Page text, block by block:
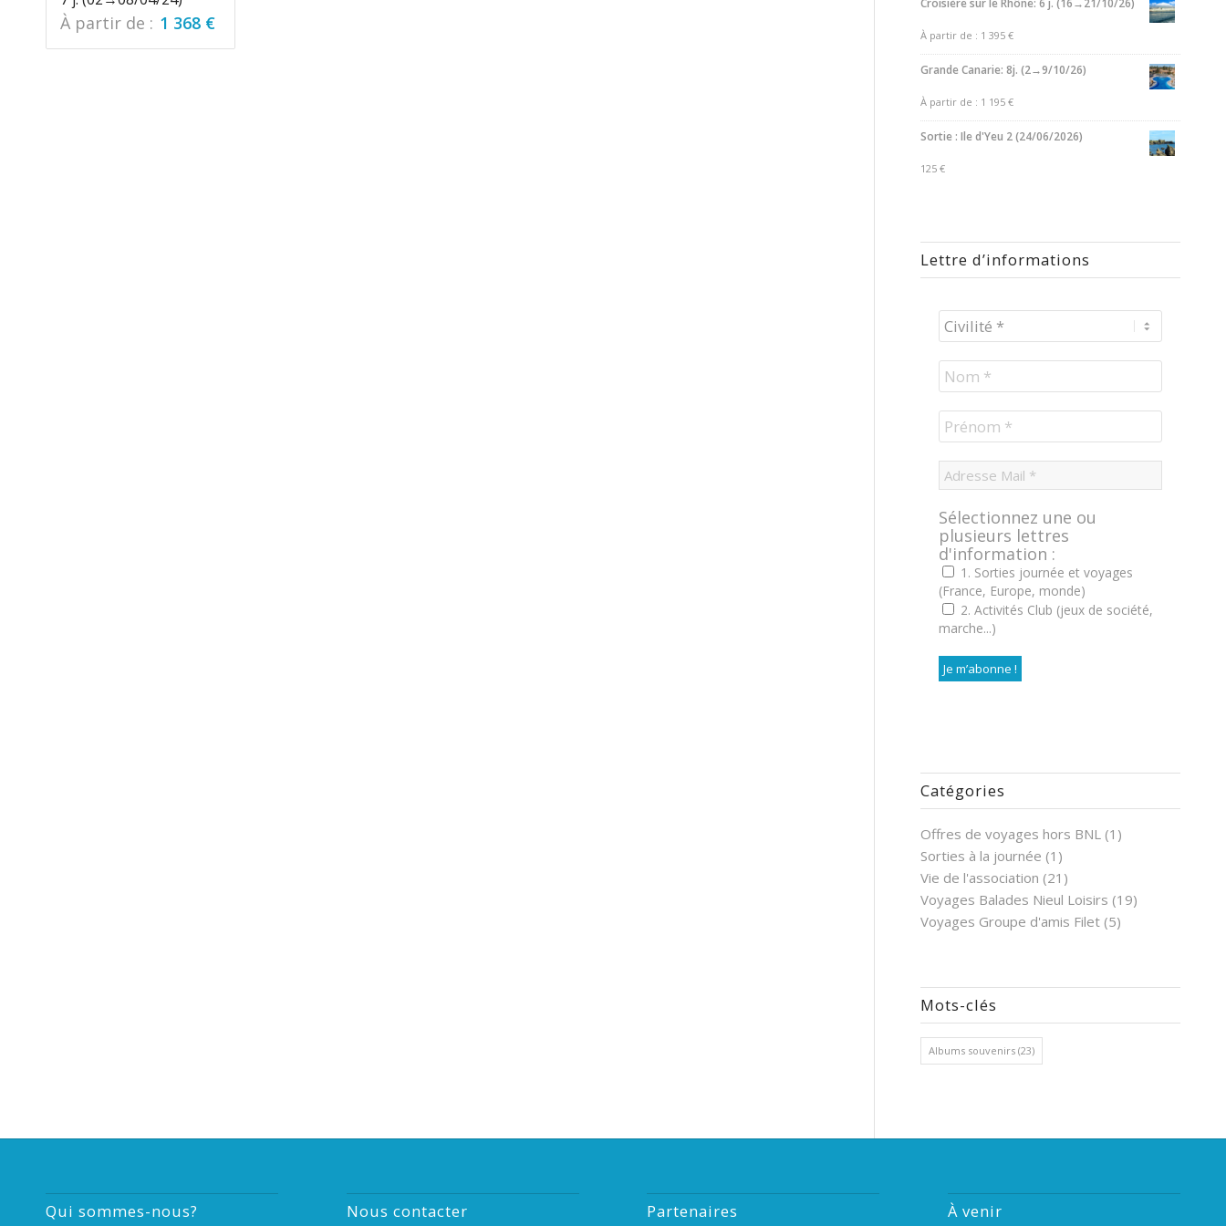
À partir de : 1 368 €
Croisière sur le Rhône: 6 j. (16→21/10/26)
À partir de : 1 395€
Grande Canarie: 8j. (2→9/10/26)
À partir de : 1 195€
Sortie : Ile d'Yeu 2 (24/06/2026)
125€
Lettre d’informations
Sélectionnez une ou
plusieurs lettres
d'information :
1. Sorties journée et voyages
(France, Europe, monde)
2. Activités Club (jeux de société,
marche...)
Catégories
Offres de voyages hors BNL (1)
Sorties à la journée (1)
Vie de l'association (21)
Voyages Balades Nieul Loisirs (19)
Voyages Groupe d'amis Filet (5)
Mots-clés
Albums souvenirs (23)
Qui sommes-nous? Nous contacter Partenaires À venir